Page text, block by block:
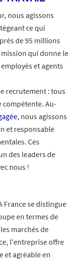
nous agissons
ce qui
de 95 millions
qui donne le
et agents
recrutement : tous
compétente. Au-
, nous agissons
et responsable
Ces
des leaders de
nous !
France se distingue
en termes de
marchés de
l'entreprise offre
et agréable en